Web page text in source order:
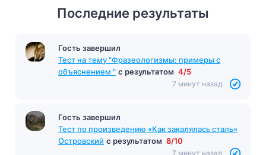
Последние результаты
Гость завершил
Тест на тему "Фразеологизмы: примеры с
объяснением " с результатом 4/5
7 минут назад
Гость завершил
Тест по произведению «Как закалялась сталь»
Островский с результатом 8/10
7 минут назад